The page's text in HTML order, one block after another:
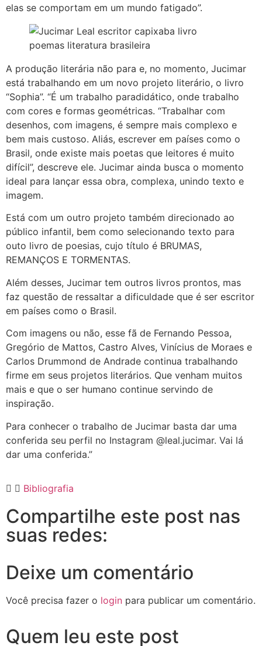
elas se comportam em um mundo fatigado”.
A produção literária não para e, no momento, Jucimar
está trabalhando em um novo projeto literário, o livro
“Sophia”. “É um trabalho paradidático, onde trabalho
com cores e formas geométricas. “Trabalhar com
desenhos, com imagens, é sempre mais complexo e
bem mais custoso. Aliás, escrever em países como o
Brasil, onde existe mais poetas que leitores é muito
difícil”, descreve ele. Jucimar ainda busca o momento
ideal para lançar essa obra, complexa, unindo texto e
imagem.
Está com um outro projeto também direcionado ao
público infantil, bem como selecionando texto para
outo livro de poesias, cujo título é BRUMAS,
REMANÇOS E TORMENTAS.
Além desses, Jucimar tem outros livros prontos, mas
faz questão de ressaltar a dificuldade que é ser escritor
em países como o Brasil.
Com imagens ou não, esse fã de Fernando Pessoa,
Gregório de Mattos, Castro Alves, Vinícius de Moraes e
Carlos Drummond de Andrade continua trabalhando
firme em seus projetos literários. Que venham muitos
mais e que o ser humano continue servindo de
inspiração.
Para conhecer o trabalho de Jucimar basta dar uma
conferida seu perfil no Instagram @leal.jucimar. Vai lá
dar uma conferida.”
Bibliografia
Compartilhe este post nas
suas redes:
Deixe um comentário
Você precisa fazer o login para publicar um comentário.
Quem leu este post